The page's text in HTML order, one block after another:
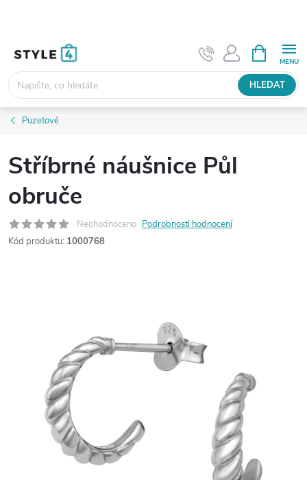
HLEDAT
NÁKUPNÍ
KOŠÍK
Puzetové
Stříbrné náušnice Půl
obruče
Neohodnoceno Podrobnosti hodnocení
Kód produktu: 1000768